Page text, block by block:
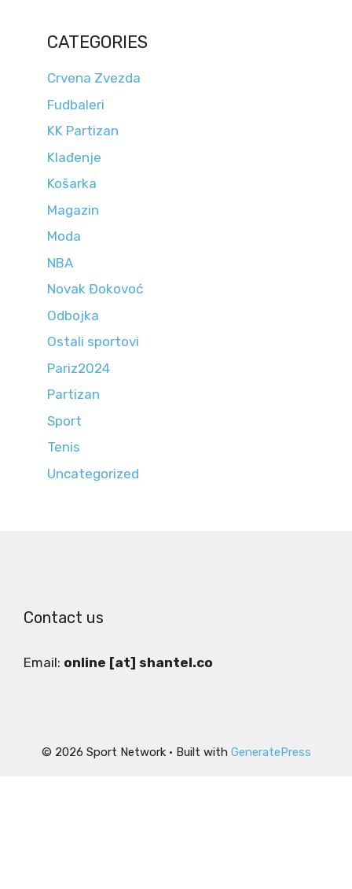
CATEGORIES
Crvena Zvezda
Fudbaleri
KK Partizan
Klađenje
Košarka
Magazin
Moda
NBA
Novak Đokovoć
Odbojka
Ostali sportovi
Pariz2024
Partizan
Sport
Tenis
Uncategorized
Contact us
Email: online [at] shantel.co
© 2026 Sport Network• Built with GeneratePress